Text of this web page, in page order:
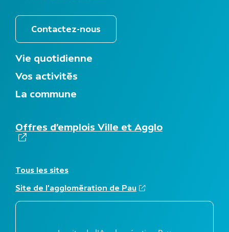
Contactez-nous
M
n
u
d
i
e
e
a
g
Vie quotidienne
Vos activités
La commune
N
a
g
t
o
Offres d’emplois Ville et Agglo(s'ouvre
A
t
r
Tous les sites
Site de l'agglomération de Pau(s'ouvre dans un